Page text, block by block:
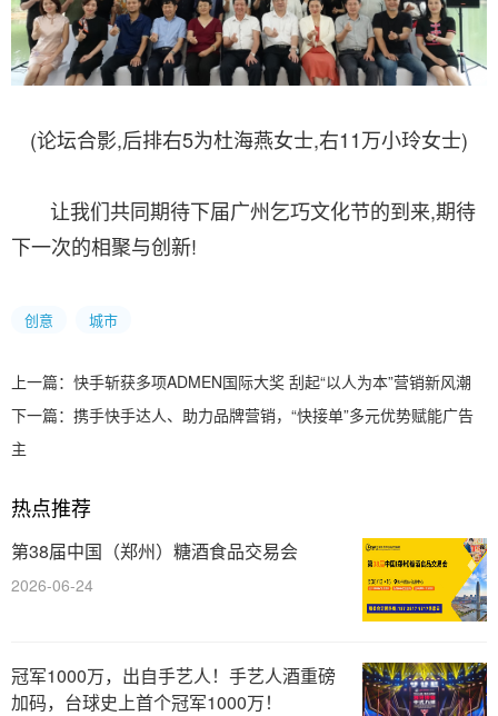
(论坛合影,后排右5为杜海燕女士,右11万小玲女士)
让我们共同期待下届广州乞巧文化节的到来,期待
下一次的相聚与创新!
创意 城市
上一篇： 快手斩获多项ADMEN国际大奖 刮起“以人为本”营销新风潮
下一篇： 携手快手达人、助力品牌营销，“快接单”多元优势赋能广告
主
热点推荐
第38届中国（郑州）糖酒食品交易会
2026-06-24
冠军1000万，出自手艺人！手艺人酒重磅
加码，台球史上首个冠军1000万！